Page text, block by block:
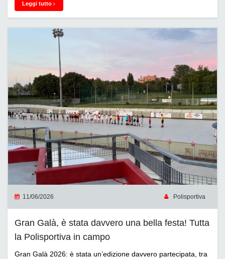
Leggi tutto
11/06/2026 Polisportiva
Gran Galà, è stata davvero una bella festa! Tutta
la Polisportiva in campo
Gran Galà 2026: è stata un’edizione davvero partecipata, tra